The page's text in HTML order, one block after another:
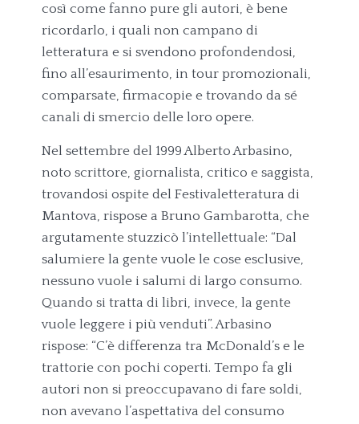
così come fanno pure gli autori, è bene
ricordarlo, i quali non campano di
letteratura e si svendono profondendosi,
fino all’esaurimento, in tour promozionali,
comparsate, firmacopie e trovando da sé
canali di smercio delle loro opere.
Nel settembre del 1999 Alberto Arbasino,
noto scrittore, giornalista, critico e saggista,
trovandosi ospite del Festivaletteratura di
Mantova, rispose a Bruno Gambarotta, che
argutamente stuzzicò l’intellettuale: “Dal
salumiere la gente vuole le cose esclusive,
nessuno vuole i salumi di largo consumo.
Quando si tratta di libri, invece, la gente
vuole leggere i più venduti”. Arbasino
rispose: “C’è differenza tra McDonald’s e le
trattorie con pochi coperti. Tempo fa gli
autori non si preoccupavano di fare soldi,
non avevano l’aspettativa del consumo